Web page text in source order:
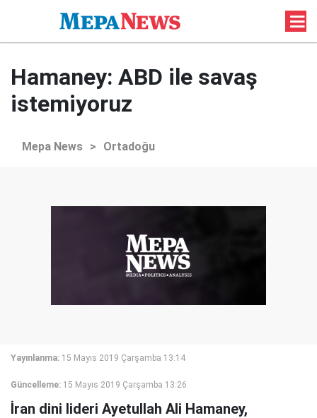
Hamaney: ABD ile savaş
istemiyoruz
Mepa News > Ortadoğu
Yayınlanma: 15 Mayıs 2019 Çarşamba 13:14
Güncelleme: 15 Mayıs 2019 Çarşamba 13:26
İran dini lideri Ayetullah Ali Hamaney,